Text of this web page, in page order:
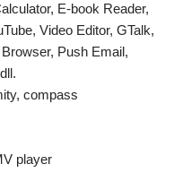
E-book Reader,
Video Editor, GTalk,
Push Email,
compass
player